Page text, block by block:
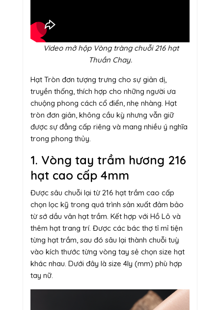
Video mở hộp Vòng tràng chuỗi 216 hạt
Thuần Chay.
Hạt Tròn đơn tượng trưng cho sự giản dị,
truyền thống, thích hợp cho những người ưa
chuộng phong cách cổ điển, nhẹ nhàng. Hạt
tròn đơn giản, không cầu kỳ nhưng vẫn giữ
được sự đẳng cấp riêng và mang nhiều ý nghĩa
trong phong thủy.
1. Vòng tay trầm hương 216
hạt cao cấp 4mm
Được sâu chuỗi lại từ 216 hạt trầm cao cấp
chọn lọc kỹ trong quá trình sản xuất đảm bảo
từ sớ dầu vân hạt trầm. Kết hợp với Hồ Lô và
thêm hạt trang trí. Được các bác thợ tỉ mỉ tiện
từng hạt trầm, sau đó sâu lại thành chuỗi tuỳ
vào kích thước từng vòng tay sẻ chọn size hạt
khác nhau. Dưới đây là size 4ly (mm) phù hợp
tay nữ.